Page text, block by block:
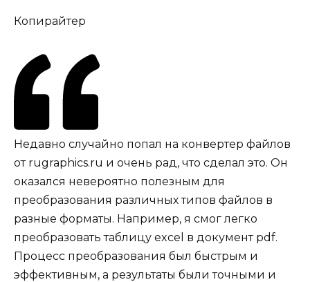
Копирайтер
Недавно случайно попал на конвертер файлов
от rugraphics.ru и очень рад, что сделал это. Он
оказался невероятно полезным для
преобразования различных типов файлов в
разные форматы. Например, я смог легко
преобразовать таблицу excel в документ pdf.
Процесс преобразования был быстрым и
эффективным, а результаты были точными и